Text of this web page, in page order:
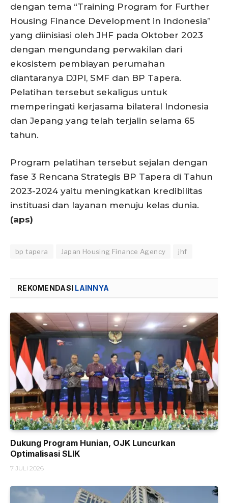
dengan tema “Training Program for Further
Housing Finance Development in Indonesia”
yang diinisiasi oleh JHF pada Oktober 2023
dengan mengundang perwakilan dari
ekosistem pembiayan perumahan
diantaranya DJPI, SMF dan BP Tapera.
Pelatihan tersebut sekaligus untuk
memperingati kerjasama bilateral Indonesia
dan Jepang yang telah terjalin selama 65
tahun.
Program pelatihan tersebut sejalan dengan
fase 3 Rencana Strategis BP Tapera di Tahun
2023-2024 yaitu meningkatkan kredibilitas
instituasi dan layanan menuju kelas dunia.
(aps)
bp tapera Japan Housing Finance Agency jhf
REKOMENDASI LAINNYA
Dukung Program Hunian, OJK Luncurkan
Optimalisasi SLIK
7 JULI 2026